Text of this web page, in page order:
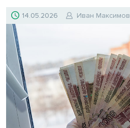
14.05.2026 Иван Максимов